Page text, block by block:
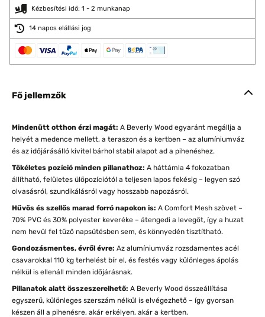
Kézbesítési idő: 1 - 2 munkanap
14 napos elállási jog
Fő jellemzők
Mindenütt otthon érzi magát: A Beverly Wood egyaránt megállja a
helyét a medence mellett, a teraszon és a kertben – az alumíniumváz
és az időjárásálló kivitel bárhol stabil alapot ad a pihenéshez.
Tökéletes pozíció minden pillanathoz: A háttámla 4 fokozatban
állítható, felületes ülőpozíciótól a teljesen lapos fekésig – legyen szó
olvasásról, szundikálásról vagy hosszabb napozásról.
Hűvös és szellős marad forró napokon is: A Comfort Mesh szövet –
70% PVC és 30% polyester keveréke – átengedi a levegőt, így a huzat
nem hevül fel tűző napsütésben sem, és könnyedén tisztítható.
Gondozásmentes, évről évre: Az alumíniumváz rozsdamentes acél
csavarokkal 110 kg terhelést bír el, és festés vagy különleges ápolás
nélkül is ellenáll minden időjárásnak.
Pillanatok alatt összeszerelhető: A Beverly Wood összeállítása
egyszerű, különleges szerszám nélkül is elvégezhető – így gyorsan
készen áll a pihenésre, akár erkélyen, akár a kertben.